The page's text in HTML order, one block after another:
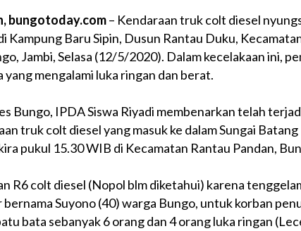
bungotoday.com– Kendaraan truk colt diesel
Kampung Baru Sipin, Dusun Rantau Duku,
Jambi, Selasa (12/5/2020). Dalam kecelakaan ini,
yang mengalami luka ringan dan berat.
Bungo, IPDA Siswa Riyadi membenarkan telah
truk colt diesel yang masuk ke dalam Sungai Batang
pukul 15.30 WIB di Kecamatan Rantau Pandan,
R6 colt diesel (Nopol blm diketahui) karena
Suyono (40) warga Bungo, untuk korban
bata sebanyak 6 orang dan 4 orang luka ringan